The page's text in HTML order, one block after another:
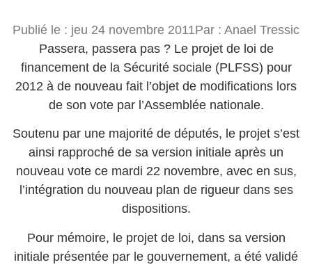
Publié le : jeu 24 novembre 2011Par : Anael Tressic
Passera, passera pas ? Le projet de loi de
financement de la Sécurité sociale (PLFSS) pour
2012 à de nouveau fait l’objet de modifications lors
de son vote par l’Assemblée nationale.
Soutenu par une majorité de députés, le projet s’est
ainsi rapproché de sa version initiale après un
nouveau vote ce mardi 22 novembre, avec en sus,
l’intégration du nouveau plan de rigueur dans ses
dispositions.
Pour mémoire, le projet de loi, dans sa version
initiale présentée par le gouvernement, a été validé